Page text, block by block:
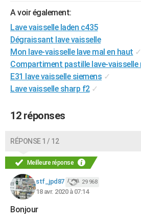
Art de vivre
Bien-être
Loisirs
Mode
Modes de vie
Alimentation
Guide de la santé
Maladies
Médicaments
Sommeil
VOYAGE
PHOTO
GUIDES D'ACHAT
CARTE DE VOEUX
Carte de Noël
Carte Bonne année
Carte Saint-Valentin
Carte Pâques
Carte d'anniversaire
DICTIONNAIRE
Dictionnaire
Biographies
Citations
Expressions
Proverbes
PROGRAMME TV
COPAINS D'AVANT
AVIS DE DÉCÈS
A voir également:
Lave vaisselle laden c435
Dégraissant lave vaisselle
Mon lave-vaisselle lave mal en haut ✓
Compartiment pastille lave-vaisselle
E31 lave vaisselle siemens ✓
Lave vaisselle sharp f2 ✓
12 réponses
RÉPONSE 1 / 12
Meilleure réponse
stf_jpd87 29 968
18 avr. 2020 à 07:14
Bonjour